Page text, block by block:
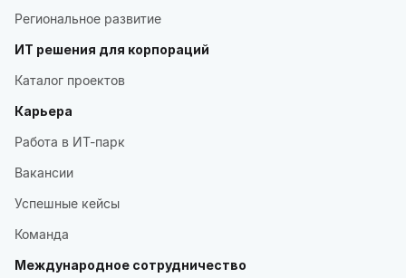
Региональное развитие
ИТ решения для корпораций
Каталог проектов
Карьера
Работа в ИТ-парк
Вакансии
Успешные кейсы
Команда
Международное сотрудничество